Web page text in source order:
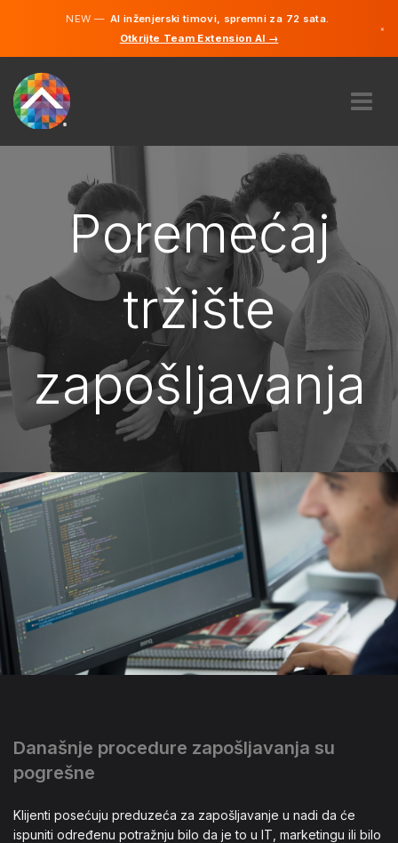
NEW —AI inženjerski timovi, spremni za 72 sata.
Otkrijte Team Extension AI →
×
STRUČNOST
KAKO TO RADI?
BOSNA I HERCEGOVINA
POČNITE
Poremećaj
tržište
zapošljavanja
Današnje procedure zapošljavanja su
pogrešne
Klijenti posećuju preduzeća za zapošljavanje u nadi da će
ispuniti određenu potražnju bilo da je to u IT, marketingu ili bilo